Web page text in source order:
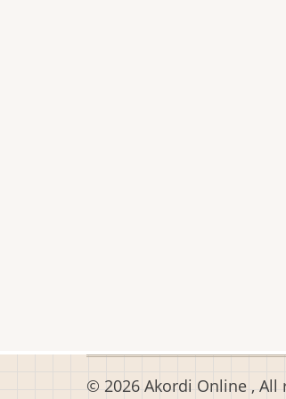
© 2026 Akordi Online , All